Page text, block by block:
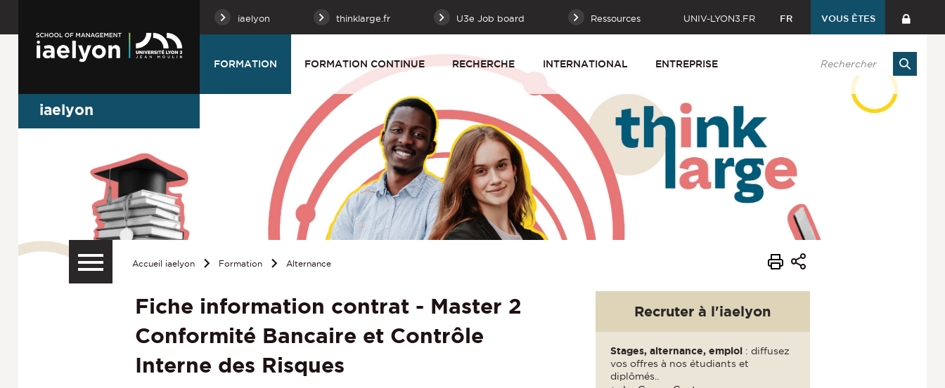
iaelyon thinklarge.fr U3e Job board Ressources UNIV-LYON3.FR FR VOUS ÊTES
FORMATION FORMATION CONTINUE RECHERCHE INTERNATIONAL ENTREPRISE
iaelyon
Accueil iaelyon Formation Alternance
Fiche information contrat - Master 2
Conformité Bancaire et Contrôle
Interne des Risques
Recruter à l'iaelyon
Stages, alternance, emploi: diffusez
vos offres à nos étudiants et
diplômés..